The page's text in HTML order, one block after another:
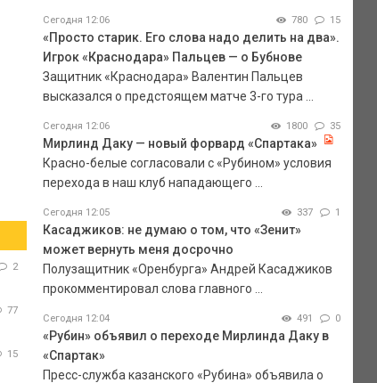
2
77
15
Сегодня 12:06 780 15
«Просто старик. Его слова надо делить на два».
Игрок «Краснодара» Пальцев — о Бубнове
Защитник «Краснодара» Валентин Пальцев
высказался о предстоящем матче 3-го тура ...
Сегодня 12:06 1800 35
Мирлинд Даку — новый форвард «Спартака»
Красно-белые согласовали с «Рубином» условия
перехода в наш клуб нападающего ...
Сегодня 12:05 337 1
Касаджиков: не думаю о том, что «Зенит»
может вернуть меня досрочно
Полузащитник «Оренбурга» Андрей Касаджиков
прокомментировал слова главного ...
Сегодня 12:04 491 0
«Рубин» объявил о переходе Мирлинда Даку в
«Спартак»
Пресс-служба казанского «Рубина» объявила о